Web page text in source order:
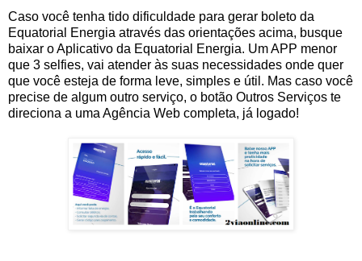
Caso você tenha tido dificuldade para gerar boleto da
Equatorial Energia através das orientações acima, busque
baixar o Aplicativo da Equatorial Energia. Um APP menor
que 3 selfies, vai atender às suas necessidades onde quer
que você esteja de forma leve, simples e útil. Mas caso você
precise de algum outro serviço, o botão Outros Serviços te
direciona a uma Agência Web completa, já logado!